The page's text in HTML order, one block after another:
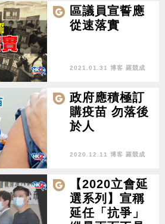
區議員宣誓應
從速落實
2021.01.31 博客 羅競成
政府應積極訂
購疫苗 勿落後
於人
2020.12.11 博客 羅競成
【2020立會延
選系列】宣稱
延任「抗爭」